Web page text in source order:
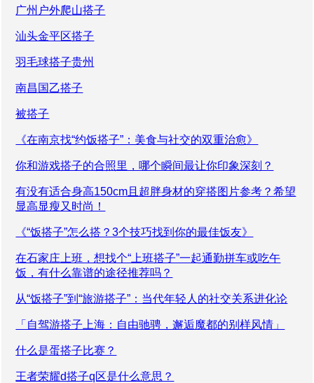
广州户外爬山搭子
汕头金平区搭子
羽毛球搭子贵州
南昌国乙搭子
被搭子
《在南京找“约饭搭子”：美食与社交的双重治愈》
你和游戏搭子的合照里，哪个瞬间最让你印象深刻？
有没有适合身高150cm且超胖身材的穿搭图片参考？希望
显高显瘦又时尚！
《“饭搭子”怎么搭？3个技巧找到你的最佳饭友》
在石家庄上班，想找个“上班搭子”一起通勤拼车或吃午
饭，有什么靠谱的途径推荐吗？
从“饭搭子”到“旅游搭子”：当代年轻人的社交关系进化论
「自驾游搭子上海：自由驰骋，邂逅魔都的别样风情」
什么是蛋搭子比赛？
王者荣耀d搭子q区是什么意思？